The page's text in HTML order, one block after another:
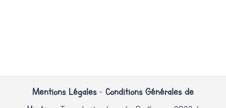
Mentions Légales- Conditions Générales de